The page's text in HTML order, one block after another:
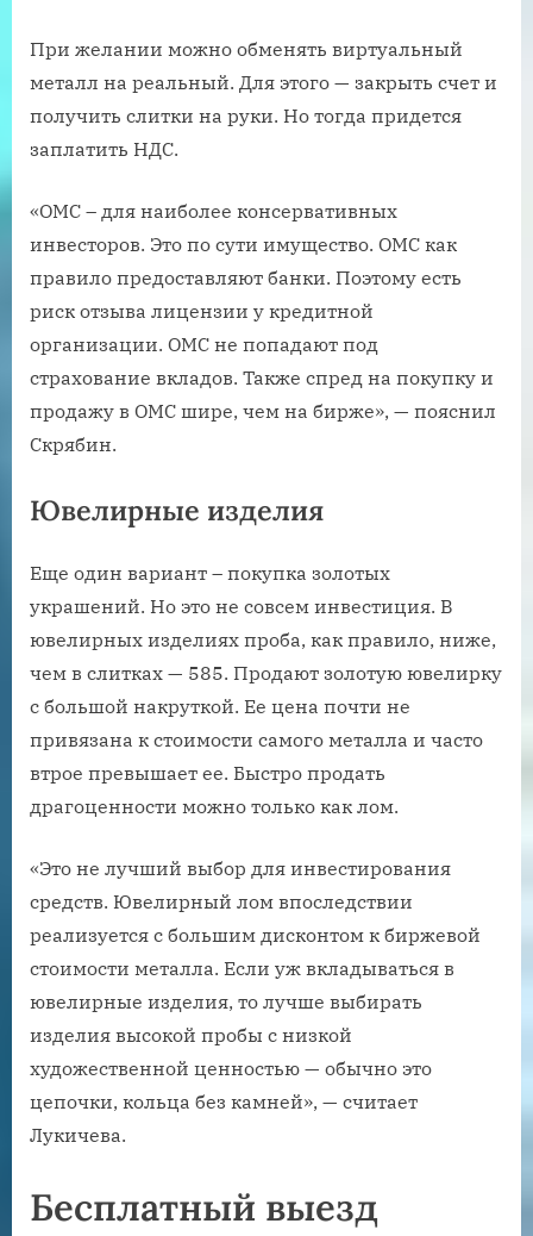
При желании можно обменять виртуальный
металл на реальный. Для этого — закрыть счет и
получить слитки на руки. Но тогда придется
заплатить НДС.
«ОМС – для наиболее консервативных
инвесторов. Это по сути имущество. ОМС как
правило предоставляют банки. Поэтому есть
риск отзыва лицензии у кредитной
организации. ОМС не попадают под
страхование вкладов. Также спред на покупку и
продажу в ОМС шире, чем на бирже», — пояснил
Скрябин.
Ювелирные изделия
Еще один вариант – покупка золотых
украшений. Но это не совсем инвестиция. В
ювелирных изделиях проба, как правило, ниже,
чем в слитках — 585. Продают золотую ювелирку
с большой накруткой. Ее цена почти не
привязана к стоимости самого металла и часто
втрое превышает ее. Быстро продать
драгоценности можно только как лом.
«Это не лучший выбор для инвестирования
средств. Ювелирный лом впоследствии
реализуется с большим дисконтом к биржевой
стоимости металла. Если уж вкладываться в
ювелирные изделия, то лучше выбирать
изделия высокой пробы с низкой
художественной ценностью — обычно это
цепочки, кольца без камней», — считает
Лукичева.
Бесплатный выезд